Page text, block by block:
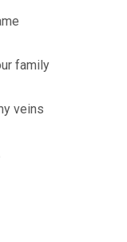
family
veins